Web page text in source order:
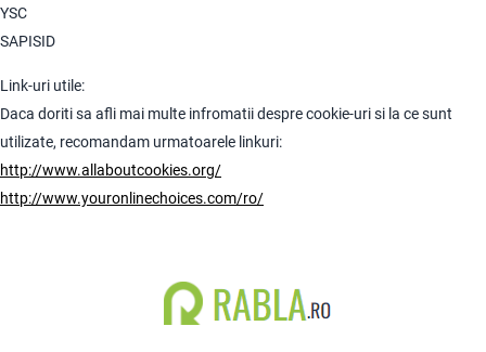
YSC
SAPISID
Link-uri utile:
Daca doriti sa afli mai multe infromatii despre cookie-uri si la ce sunt
utilizate, recomandam urmatoarele linkuri:
http://www.allaboutcookies.org/
http://www.youronlinechoices.com/ro/